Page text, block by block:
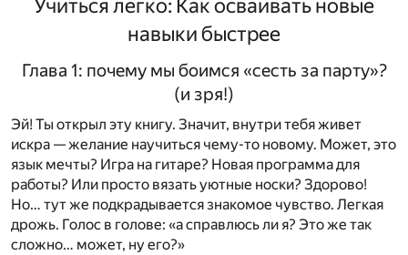
Учиться легко: Как осваивать новые
навыки быстрее
Глава 1: почему мы боимся «сесть за парту»?
(и зря!)
Эй! Ты открыл эту книгу. Значит, внутри тебя живет
искра — желание научиться чему-то новому. Может, это
язык мечты? Игра на гитаре? Новая программа для
работы? Или просто вязать уютные носки? Здорово!
Но… тут же подкрадывается знакомое чувство. Легкая
дрожь. Голос в голове: «а справлюсь ли я? Это же так
сложно… может, ну его?»